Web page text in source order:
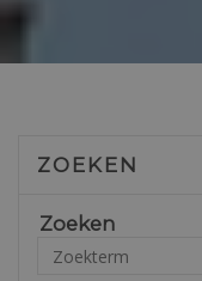
ZOEKEN
Zoeken